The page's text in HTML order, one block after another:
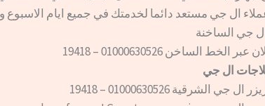
ال جي مستعد دائما لخدمتك في جميع ايام الاسبوع
جي الساخنة
الساخن 01000630526 – 19418
ال جي
الشرقية 01000630526 – 19418